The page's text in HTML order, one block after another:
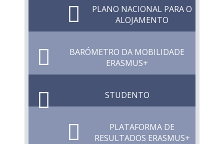
PLANO NACIONAL PARA O
ALOJAMENTO
BARÓMETRO DA MOBILIDADE
ERASMUS+
STUDENTO
PLATAFORMA DE
RESULTADOS ERASMUS+